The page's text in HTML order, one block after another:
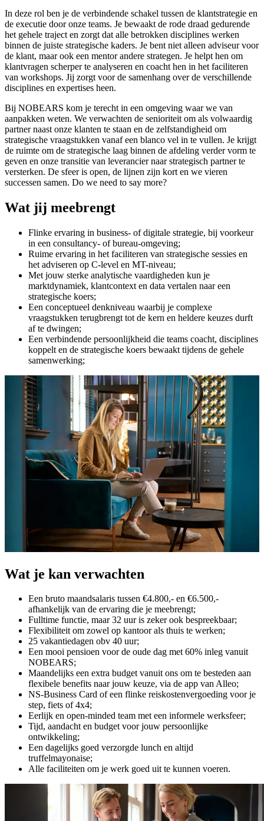
In deze rol ben je de verbindende schakel tussen de klantstrategie en
de executie door onze teams. Je bewaakt de rode draad gedurende
het gehele traject en zorgt dat alle betrokken disciplines werken
binnen de juiste strategische kaders. Je bent niet alleen adviseur voor
de klant, maar ook een mentor andere strategen. Je helpt hen om
klantvragen scherper te analyseren en coacht hen in het faciliteren
van workshops. Jij zorgt voor de samenhang over de verschillende
disciplines en expertises heen.
Bij NOBEARS kom je terecht in een omgeving waar we van
aanpakken weten. We verwachten de senioriteit om als volwaardig
partner naast onze klanten te staan en de zelfstandigheid om
strategische vraagstukken vanaf een blanco vel in te vullen. Je krijgt
de ruimte om de strategische laag binnen de afdeling verder vorm te
geven en onze transitie van leverancier naar strategisch partner te
versterken. De sfeer is open, de lijnen zijn kort en we vieren
successen samen. Do we need to say more?
Wat jij meebrengt
Flinke ervaring in business- of digitale strategie, bij voorkeur
in een consultancy- of bureau-omgeving;
Ruime ervaring in het faciliteren van strategische sessies en
het adviseren op C-level en MT-niveau;
Met jouw sterke analytische vaardigheden kun je
marktdynamiek, klantcontext en data vertalen naar een
strategische koers;
Een conceptueel denkniveau waarbij je complexe
vraagstukken terugbrengt tot de kern en heldere keuzes durft
af te dwingen;
Een verbindende persoonlijkheid die teams coacht, disciplines
koppelt en de strategische koers bewaakt tijdens de gehele
samenwerking;
Wat je kan verwachten
Een bruto maandsalaris tussen €4.800,- en €6.500,-
afhankelijk van de ervaring die je meebrengt;
Fulltime functie, maar 32 uur is zeker ook bespreekbaar;
Flexibiliteit om zowel op kantoor als thuis te werken;
25 vakantiedagen obv 40 uur;
Een mooi pensioen voor de oude dag met 60% inleg vanuit
NOBEARS;
Maandelijks een extra budget vanuit ons om te besteden aan
flexibele benefits naar jouw keuze, via de app van Alleo;
NS-Business Card of een flinke reiskostenvergoeding voor je
step, fiets of 4x4;
Eerlijk en open-minded team met een informele werksfeer;
Tijd, aandacht en budget voor jouw persoonlijke
ontwikkeling;
Een dagelijks goed verzorgde lunch en altijd
truffelmayonaise;
Alle faciliteiten om je werk goed uit te kunnen voeren.